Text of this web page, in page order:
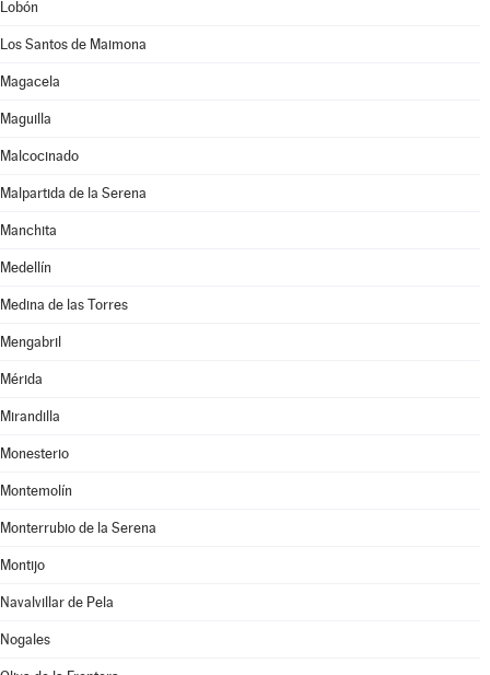
Lobón
Los Santos de Maimona
Magacela
Maguilla
Malcocinado
Malpartida de la Serena
Manchita
Medellín
Medina de las Torres
Mengabril
Mérida
Mirandilla
Monesterio
Montemolín
Monterrubio de la Serena
Montijo
Navalvillar de Pela
Nogales